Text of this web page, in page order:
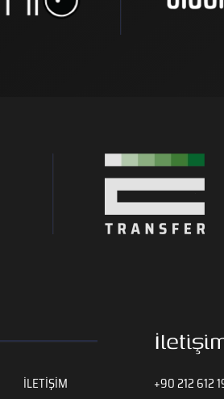
İLETİŞİM +90 212 612